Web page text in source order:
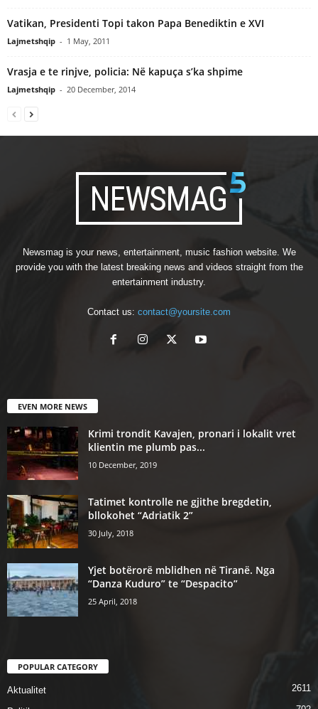
Vatikan, Presidenti Topi takon Papa Benediktin e XVI
Lajmetshqip - 1 May, 2011
Vrasja e te rinjve, policia: Në kapuça s’ka shpime
Lajmetshqip - 20 December, 2014
Newsmag is your news, entertainment, music fashion website. We
provide you with the latest breaking news and videos straight from the
entertainment industry.
Contact us: contact@yoursite.com
EVEN MORE NEWS
Krimi trondit Kavajen, pronari i lokalit vret
klientin me plumb pas...
10 December, 2019
Tatimet kontrolle ne gjithe bregdetin,
bllokohet “Adriatik 2”
30 July, 2018
Yjet botërorë mblidhen në Tiranë. Nga
“Danza Kuduro” te “Despacito”
25 April, 2018
POPULAR CATEGORY
Aktualitet 2611